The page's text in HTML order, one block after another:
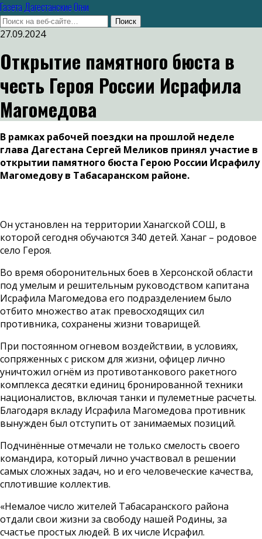
Газета Дагестанские Огни
27.09.2024
Открытие памятного бюста в
честь Героя России Исрафила
Магомедова
В рамках рабочей поездки на прошлой неделе
глава Дагестана Сергей Меликов принял участие в
открытии памятного бюста Герою России Исрафилу
Магомедову в Табасаранском районе.
Он установлен на территории Ханагской СОШ, в
которой сегодня обучаются 340 детей. Ханаг – родовое
село Героя.
Во время оборонительных боев в Херсонской области
под умелым и решительным руководством капитана
Исрафила Магомедова его подразделением было
отбито множество атак превосходящих сил
противника, сохранены жизни товарищей.
При постоянном огневом воздействии, в условиях,
сопряженных с риском для жизни, офицер лично
уничтожил огнём из противотанкового ракетного
комплекса десятки единиц бронированной техники
националистов, включая танки и пулеметные расчеты.
Благодаря вкладу Исрафила Магомедова противник
вынужден был отступить от занимаемых позиций.
Подчинённые отмечали не только смелость своего
командира, который лично участвовал в решении
самых сложных задач, но и его человеческие качества,
сплотившие коллектив.
«Немалое число жителей Табасаранского района
отдали свои жизни за свободу нашей Родины, за
счастье простых людей. В их числе Исрафил.